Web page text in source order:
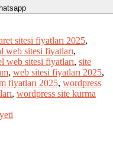
sitesi fiyatları 2025,
web sitesi fiyatları,
web sitesi fiyatları, site
, web sitesi fiyatları 2025,
fiyatları 2025, wordpress
, wordpress site kurma